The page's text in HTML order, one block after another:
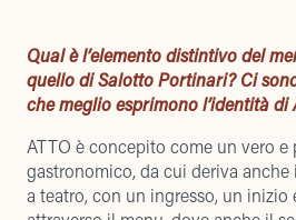
Qual è l’elemento distintivo del
quello di Salotto Portinari? Ci
che meglio esprimono l’identità di
ATTO è concepito come un vero
gastronomico, da cui deriva anche
a teatro, con un ingresso, un